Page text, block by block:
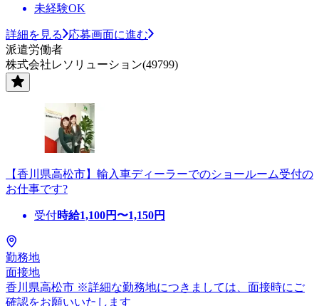
未経験OK
詳細を見る
応募画面に進む
派遣労働者
株式会社レソリューション(49799)
【香川県高松市】輸入車ディーラーでのショールーム受付の
お仕事です?
受付時給1,100円〜1,150円
勤務地
面接地
香川県高松市 ※詳細な勤務地につきましては、面接時にご
確認をお願いいたします